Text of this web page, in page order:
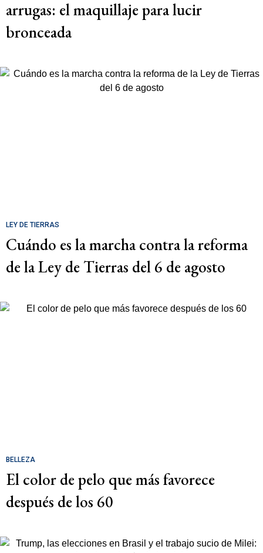
arrugas: el maquillaje para lucir
bronceada
LEY DE TIERRAS
Cuándo es la marcha contra la reforma
de la Ley de Tierras del 6 de agosto
BELLEZA
El color de pelo que más favorece
después de los 60